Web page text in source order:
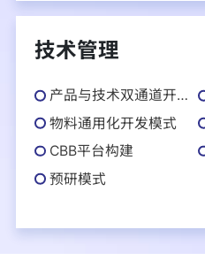
技术管理
产品与技术双通道开发模式
物料通用化开发模式
CBB平台构建
预研模式